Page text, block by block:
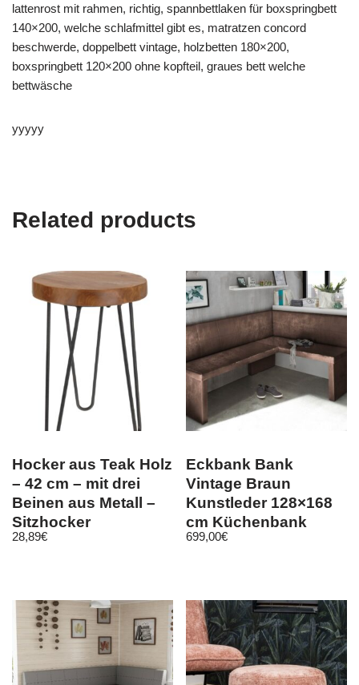
lattenrost mit rahmen, richtig, spannbettlaken für boxspringbett
140×200, welche schlafmittel gibt es, matratzen concord
beschwerde, doppelbett vintage, holzbetten 180×200,
boxspringbett 120×200 ohne kopfteil, graues bett welche
bettwäsche
yyyyy
Related products
Hocker aus Teak Holz
– 42 cm – mit drei
Beinen aus Metall –
Sitzhocker
Blumenständer
28,89€
Eckbank Bank
Vintage Braun
Kunstleder 128×168
cm Küchenbank
Sitzbank Sitzecke
699,00€